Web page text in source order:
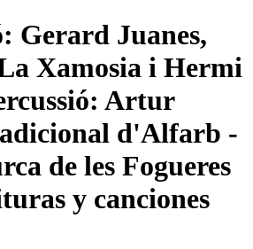
Gerard Juanes,
Xamosia i Hermi
Artur
d'Alfarb -
de les Fogueres
y canciones